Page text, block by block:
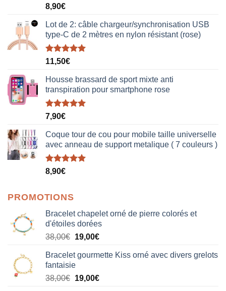
Note5.00
8,90€
Lot de 2: câble chargeur/synchronisation USB
type-C de 2 mètres en nylon résistant (rose)
Note5.00
11,50€
Housse brassard de sport mixte anti
transpiration pour smartphone rose
Note5.00
7,90€
Coque tour de cou pour mobile taille universelle
avec anneau de support metalique ( 7 couleurs )
Note5.00
8,90€
PROMOTIONS
Bracelet chapelet orné de pierre colorés et
d'étoiles dorées
38,00€ Le
initial
était :
38,00€.
19,00€Le
actuel
19,00€.
Bracelet gourmette Kiss orné avec divers grelots
fantaisie
38,00€ Le
19,00€Le